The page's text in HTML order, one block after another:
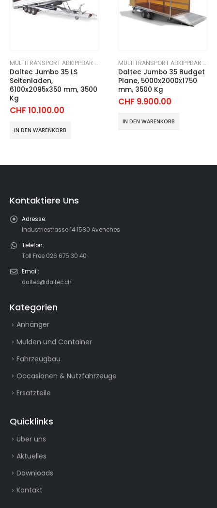
MULTITRANSPORT ABKIPPBAR ANHÄNGER
Daltec Jumbo 35 LS
Seitenladen,
6100x2095x350 mm, 3500
Kg
CHF 10.100.00
IN DEN WARENKORB
MULTITRANSPORT ABKIPPBAR ANHÄNGER
Daltec Jumbo 35 Budget
Plane, 5000x2000x1750
mm, 3500 Kg
CHF 9.900.00
IN DEN WARENKORB
Kontaktiere Uns
Adresse:
Industriestrasse 14 1580 Avenches
Telefon:
Toll Free 026 675 30 40
Email:
daltec@daltec.ch
Kategorien
Anhänger
Mulden und Container
Fahrzeugbau
Occasionen & Nutzfahrzeuge
Ersatzteile
Quicklinks
Über uns
Aktuelles
Downloads
Kontakt